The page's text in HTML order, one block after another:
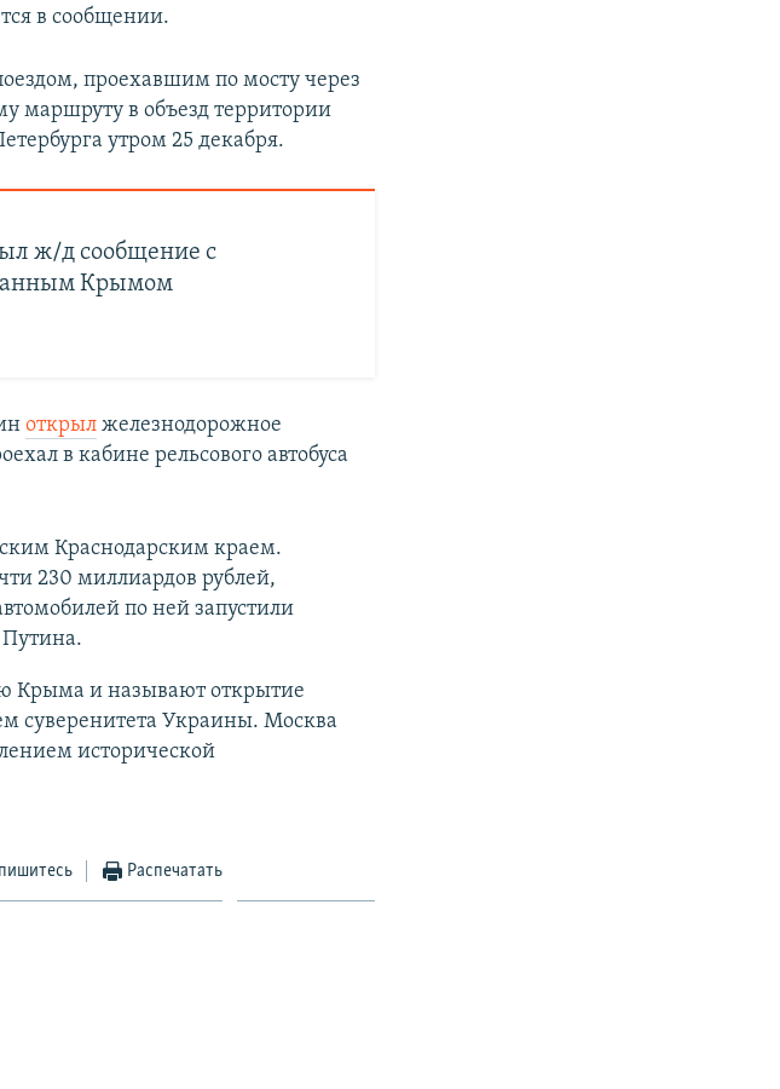
в сообщении.
проехавшим по мосту через
маршруту в объезд территории
утром 25 декабря.
ж/д сообщение с
Крымом
открыл железнодорожное
в кабине рельсового автобуса
Краснодарским краем.
230 миллиардов рублей,
по ней запустили
Путина.
Крыма и называют открытие
суверенитета Украины. Москва
исторической
Распечатать